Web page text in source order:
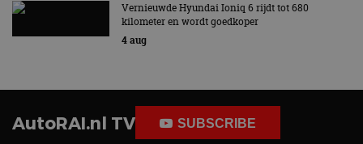
Vernieuwde Hyundai Ioniq 6 rijdt tot 680
kilometer en wordt goedkoper
4 aug
AutoRAI.nl TV SUBSCRIBE